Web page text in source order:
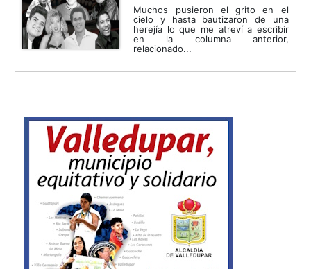
Muchos pusieron el grito en el
cielo y hasta bautizaron de una
herejía lo que me atreví a escribir
en la columna anterior,
relacionado...